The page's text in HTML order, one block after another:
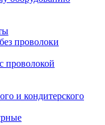
проволоки
проволокой
и кондитерского